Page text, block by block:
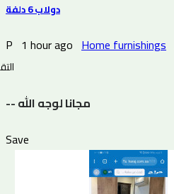
دولاب 6 دلفة
P 1 hour ago Home furnishings
0
-- مجانا لوجه الله
Save